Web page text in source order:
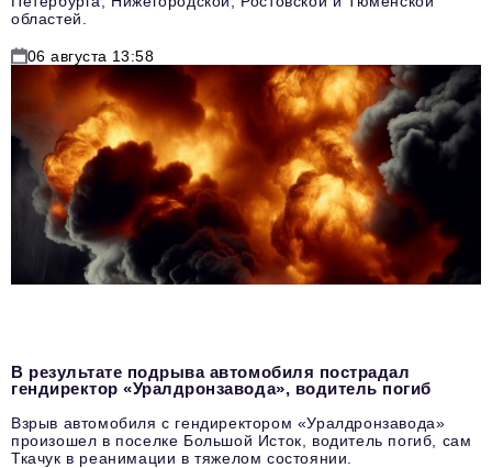
областей.
06 августа 13:58
В результате подрыва автомобиля пострадал
гендиректор «Уралдронзавода», водитель погиб
Взрыв автомобиля с гендиректором «Уралдронзавода»
произошел в поселке Большой Исток, водитель погиб, сам
Ткачук в реанимации в тяжелом состоянии.